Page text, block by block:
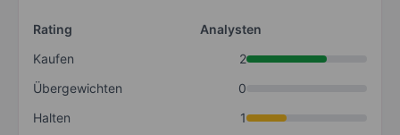
Rating
Analysten
Kaufen
2
Übergewichten
0
Halten
1